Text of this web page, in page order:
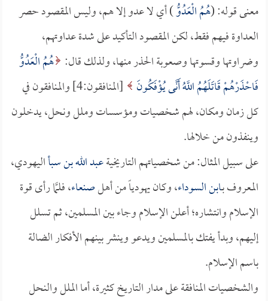
معنى قوله: (هُمُ الْعَدُوُّ) أي لا عدو إلا هم، وليس المقصود حصر
العداوة فيهم فقط، لكن المقصود التأكيد على شدة عداوتهم،
وضراوتها وقسوتها وصعوبة الحذر منها، ولذلك قال: هُمُ الْعَدُوُّ
فَاحْذَرْهُمْ قَاتَلَهُمُ اللَّهُ أَنَّى يُؤْفَكُونَ
[المنافقون:4] والمنافقون في
كل زمان ومكان، لهم شخصيات ومؤسسات وملل ونحل، يدخلون
وينفذون من خلالها.
على سبيل المثال: من شخصياتهم التاريخيةعبد الله بن سبأاليهودي،
المعروف بـابن السوداء، وكان يهودياً من أهلصنعاء، فلمَّا رأى قوة
الإسلام وانتشاره؛ أعلن الإسلام وجاء بين المسلمين، ثم تسلل
إليهم، وبدأ يفتك بالمسلمين ويدعو وينشر بينهم الأفكار الضالة
باسم الإسلام.
والشخصيات المنافقة على مدار التاريخ كثيرة، أما الملل والنحل